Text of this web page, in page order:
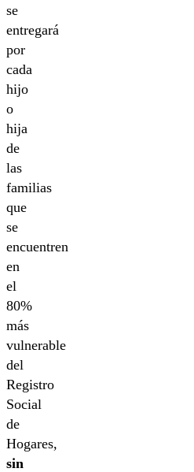
se
entregará
por
cada
hijo
o
hija
de
las
familias
que
se
encuentren
en
el
80%
más
vulnerable
del
Registro
Social
de
Hogares,
sin